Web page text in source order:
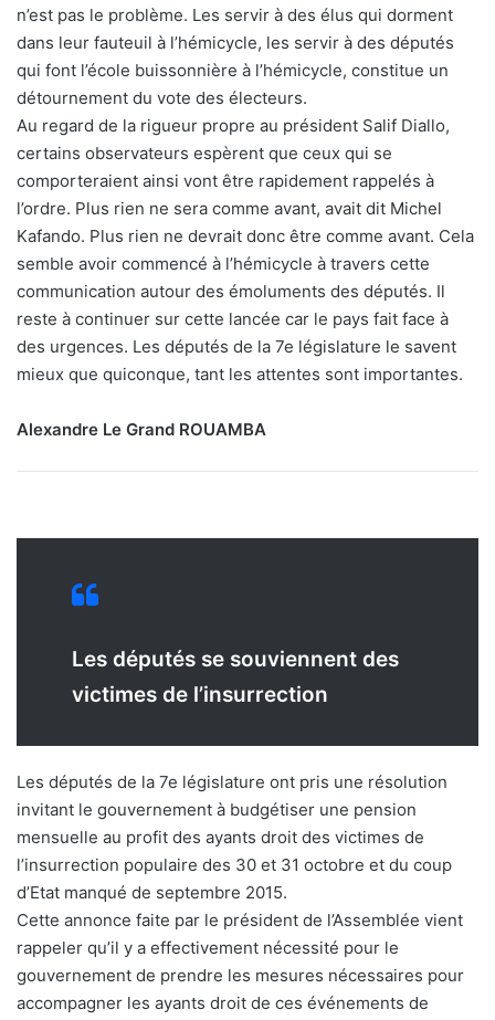
n’est pas le problème. Les servir à des élus qui dorment
dans leur fauteuil à l’hémicycle, les servir à des députés
qui font l’école buissonnière à l’hémicycle, constitue un
détournement du vote des électeurs.
Au regard de la rigueur propre au président Salif Diallo,
certains observateurs espèrent que ceux qui se
comporteraient ainsi vont être rapidement rappelés à
l’ordre. Plus rien ne sera comme avant, avait dit Michel
Kafando. Plus rien ne devrait donc être comme avant. Cela
semble avoir commencé à l’hémicycle à travers cette
communication autour des émoluments des députés. Il
reste à continuer sur cette lancée car le pays fait face à
des urgences. Les députés de la 7e législature le savent
mieux que quiconque, tant les attentes sont importantes.
Alexandre Le Grand ROUAMBA
Les députés se souviennent des
victimes de l’insurrection
Les députés de la 7e législature ont pris une résolution
invitant le gouvernement à budgétiser une pension
mensuelle au profit des ayants droit des victimes de
l’insurrection populaire des 30 et 31 octobre et du coup
d’Etat manqué de septembre 2015.
Cette annonce faite par le président de l’Assemblée vient
rappeler qu’il y a effectivement nécessité pour le
gouvernement de prendre les mesures nécessaires pour
accompagner les ayants droit de ces événements de